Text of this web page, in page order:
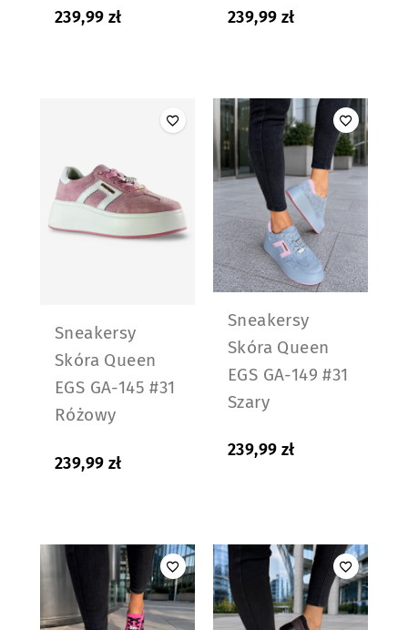
239,99 zł 239,99 zł
Sneakersy
Skóra Queen
EGS GA-145 #31
Różowy
239,99 zł
Sneakersy
Skóra Queen
EGS GA-149 #31
Szary
239,99 zł